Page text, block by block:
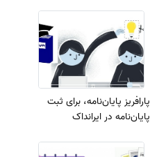
پارافریز پایان‌نامه، برای ثبت
پایان‌نامه در ایرانداک